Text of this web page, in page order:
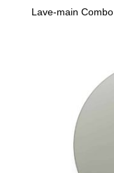
Lave-main Combo